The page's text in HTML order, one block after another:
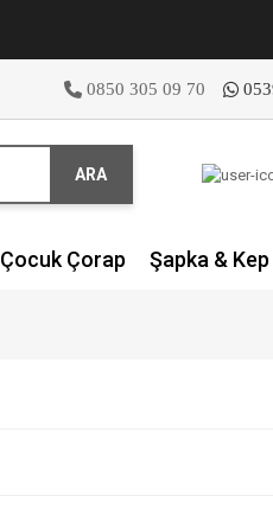
0850 305 09 70
ARA
Çocuk Çorap Şapka & Kep